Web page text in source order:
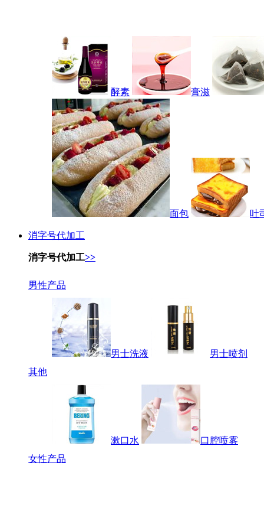
酵素 膏滋
面包 吐
消字号代加工
消字号代加工>>
男性产品
男士洗液
男士喷剂
其他
漱口水
口腔喷雾
女性产品